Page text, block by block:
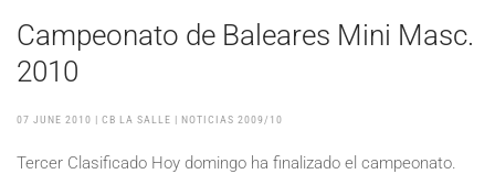
Campeonato de Baleares Mini Masc.
2010
07 JUNE 2010 | CB LA SALLE | NOTICIAS 2009/10
Tercer Clasificado Hoy domingo ha finalizado el campeonato.